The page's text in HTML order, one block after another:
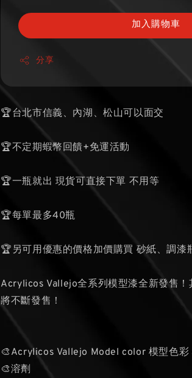
加入購物車
分享
🏆台北市信義、內湖、松山可以面交
🏆不定期蝦幣回饋+免運活動
🏆一瓶就出 現貨可直接下單 不用等
🏆每單最多40瓶
🏆另可用優惠的價格加價購買 砂紙、調漆
Acrylicos Vallejo全系列模型漆全新發售
將不斷發售！
🎨Acrylicos Vallejo Model color 模型色
🎨溶劑